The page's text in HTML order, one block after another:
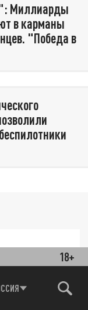
18+
Миллиарды
в карманы
"Победа в
уничтожить